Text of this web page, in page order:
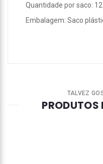
Quantidade por saco:
Embalagem: Saco
TALVEZ